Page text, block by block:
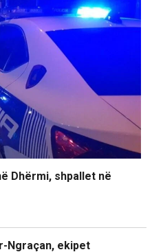
Dhërmi, shpallet në
Ngraçan, ekipet